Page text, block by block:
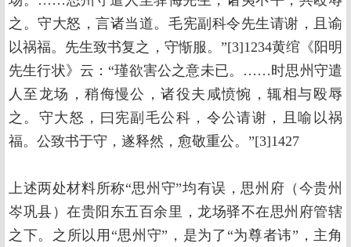
之。守大怒，言诸当道。毛宪副科令先生请谢，且谕
以祸福。先生致书复之，守惭服。”[3]1234黄绾《阳明
先生行状》云：“瑾欲害公之意未已。……时思州守遣
人至龙场，稍侮慢公，诸役夫咸愤惋，辄相与殴辱
之。守大怒，曰宪副毛公科，令公请谢，且喻以祸
福。公致书于守，遂释然，愈敬重公。”[3]1427
上述两处材料所称“思州守”均有误，思州府（今贵州
岑巩县）在贵阳东五百余里，龙场驿不在思州府管辖
之下。之所以用“思州守”，是为了“为尊者讳”，主角